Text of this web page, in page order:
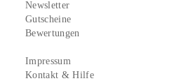
Newsletter
Gutscheine
Bewertungen
Impressum
Kontakt & Hilfe